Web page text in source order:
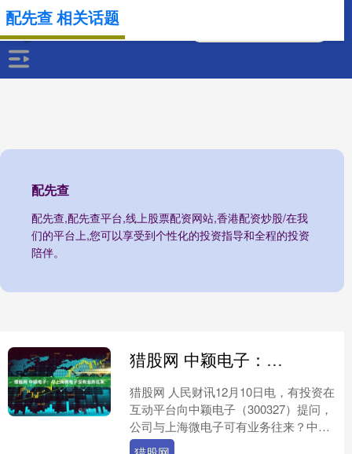
配先查
配先查,配先查平台,线上股票配资网站,香港配资炒股/在我
们的平台上,您可以享受到个性化的投资指导和全程的投资
陪伴。
配先查 相关话题
猎股网 中颖电子：与上海微电子没有业务往来
猎股网 人民财讯12月10日电，有投资在
互动平台向中颖电子（300327）提问，
公司与上海微电子可有业务往来？中颖
电子回复称，没有。....